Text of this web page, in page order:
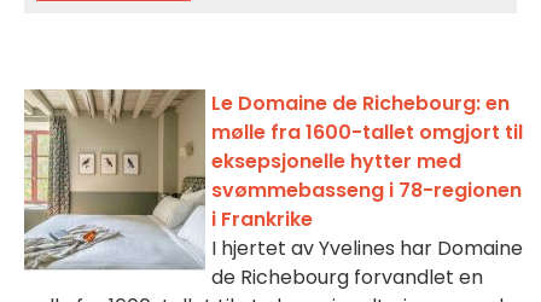
Le Domaine de Richebourg: en
mølle fra 1600-tallet omgjort til
eksepsjonelle hytter med
svømmebasseng i 78-regionen
i Frankrike
I hjertet av Yvelines har Domaine
de Richebourg forvandlet en